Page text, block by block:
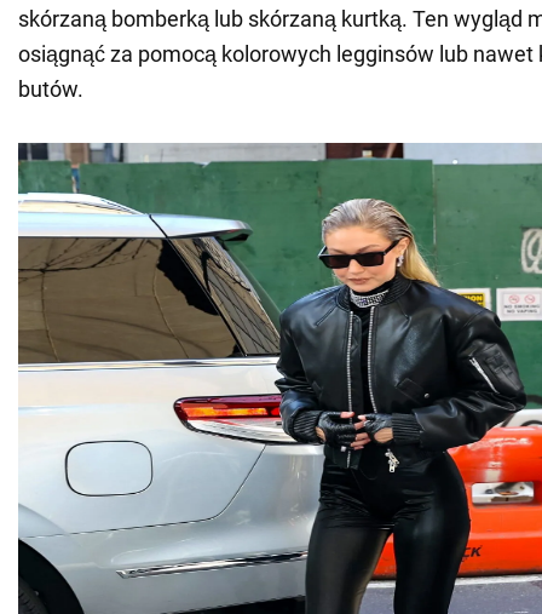
skórzaną bomberką lub skórzaną kurtką. Ten wygląd
osiągnąć za pomocą kolorowych legginsów lub nawet
butów.